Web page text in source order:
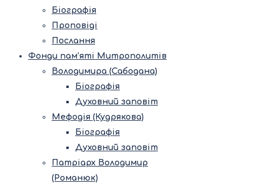
Біографія
Проповіді
Послання
Фонди пам’яті Митрополитів
Володимира (Сабодана)
Біографія
Духовний заповіт
Мефодія (Кудрякова)
Біографія
Духовний заповіт
Патріарх Володимир
(Романюк)